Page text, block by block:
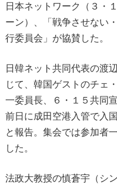
日本ネットワーク（３・
ーン）、「戦争させない
行委員会」が協賛した。
日韓ネット共同代表の渡
じて、韓国ゲストのチェ
一委員長、６・１５共同
前日に成田空港入管で入
と報告。集会では参加者
した。
法政大教授の慎蒼宇（シ